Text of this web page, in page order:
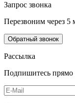
Запрос звонка
Перезвоним через 5
Обратный звонок
Рассылка
Подпишитесь прямо